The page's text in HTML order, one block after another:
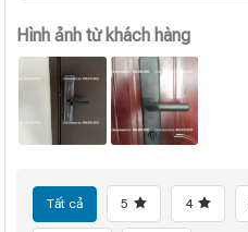
Hình ảnh từ khách hàng
Tất cả 5 4